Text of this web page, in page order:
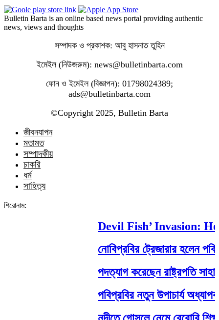
Bulletin Barta is an online based news portal providing authentic
news, views and thoughts
সম্পাদক ও প্রকাশক: আবু হাসনাত তুহিন
ইমেইল (নিউজরুম): news@bulletinbarta.com
ফোন ও ইমেইল (বিজ্ঞাপন): 01798024389;
ads@bulletinbarta.com
©️Copyright 2025, Bulletin Barta
জীবনযাপন
মতামত
সম্পাদকীয়
চাকরি
ধর্ম
সাহিত্য
শিরোনাম:
Devil Fish’ Invasion: How
নোবিপ্রবির ট্রেজারার হলেন
পদত্যাগ করেছেন রাষ্ট্রপতি সাহাবুদ্দিন
পবিপ্রবির নতুন উপাচার্য অধ্যাপক